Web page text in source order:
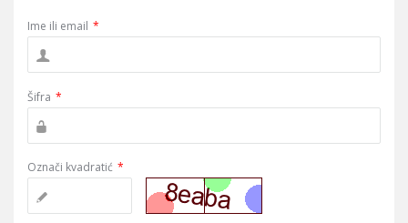
Ime ili email *
Šifra *
Označi kvadratić *